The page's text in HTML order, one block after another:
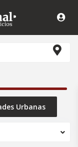
Urbanas